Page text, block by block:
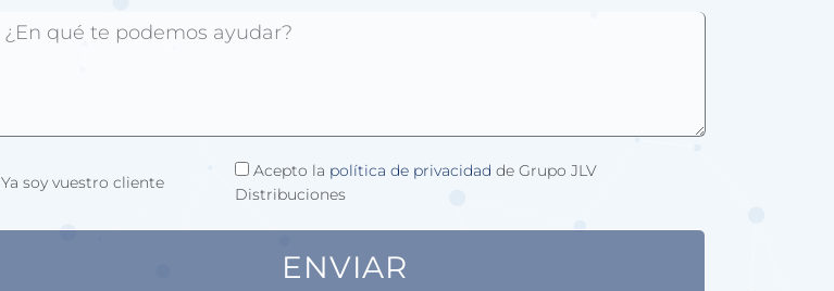
Ya soy vuestro cliente
Acepto la política de privacidad de Grupo JLV
Distribuciones
ENVIAR